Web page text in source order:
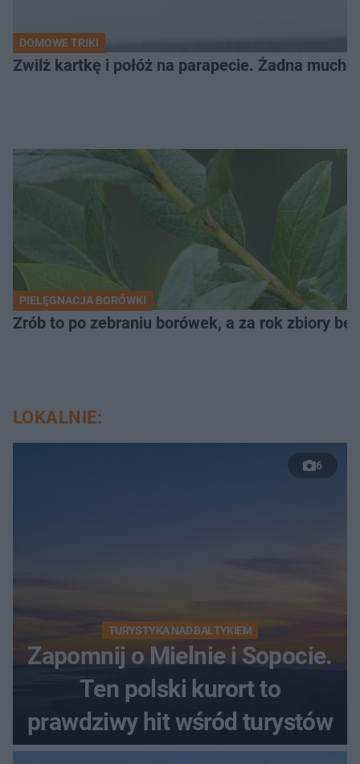
DOMOWE TRIKI
Zwilż kartkę i połóż na parapecie. Żadna
PIELĘGNACJA BORÓWKI
Zrób to po zebraniu borówek, a za rok zbiory
LOKALNIE:
6
TURYSTYKA NAD BAŁTYKIEM
Zapomnij o Mielnie i Sopocie.
Ten polski kurort to
prawdziwy hit wśród turystów